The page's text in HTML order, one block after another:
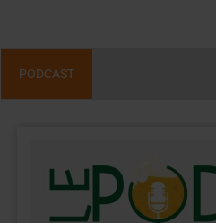
PODCAST